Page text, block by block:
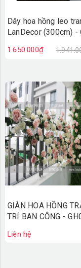
Dây hoa hồng leo
LanDecor (300cm) -
1.650.000₫
GIÀN HOA HỒNG
TRÍ BAN CÔNG -
Liên hệ